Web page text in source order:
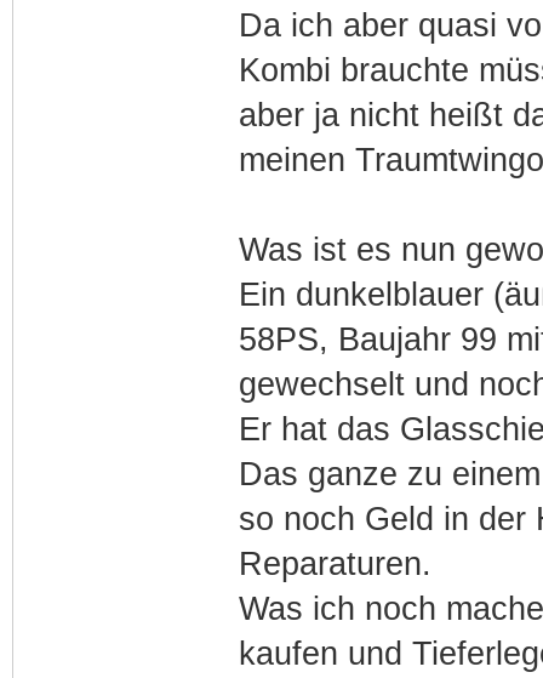
Da ich aber quasi
Kombi brauchte
aber ja nicht heißt
meinen
Was ist es nun
Ein dunkelblauer
58PS, Baujahr 99
gewechselt und
Er hat das
Das ganze zu
so noch Geld in der
Reparaturen.
Was ich noch
kaufen und